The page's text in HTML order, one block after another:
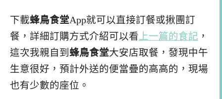
下載蜂鳥食堂App就可以直接訂餐或揪團訂
餐，詳細訂購方式介紹可以看 上一篇的食記 ，
這次我親自到 蜂鳥食堂大安店取餐，發現中午
生意很好，預計外送的便當疊的高高的，現場
也有少數的座位。